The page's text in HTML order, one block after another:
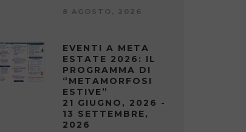
8 AGOSTO, 2026
EVENTI A META
ESTATE 2026: IL
PROGRAMMA DI
“METAMORFOSI
ESTIVE”
21 GIUGNO, 2026 -
13 SETTEMBRE,
2026